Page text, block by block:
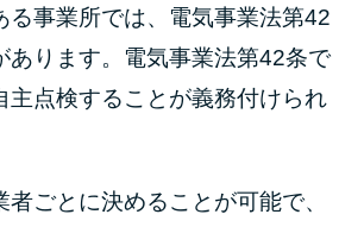
る事業所では、電気事業法第42
あります。電気事業法第42条で
主点検することが義務付けられ
者ごとに決めることが可能で、